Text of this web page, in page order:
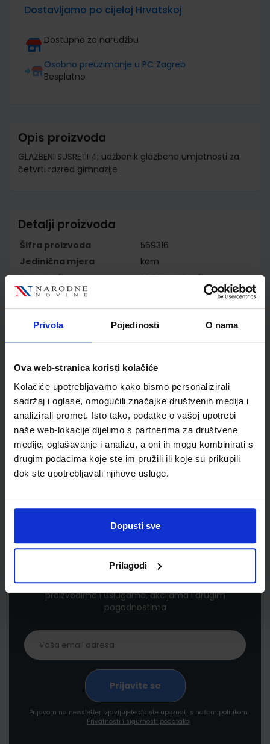
Privola Pojedinosti O nama
Ova web-stranica koristi kolačiće
Kolačiće upotrebljavamo kako bismo personalizirali
sadržaj i oglase, omogućili značajke društvenih medija i
analizirali promet. Isto tako, podatke o vašoj upotrebi
naše web-lokacije dijelimo s partnerima za društvene
medije, oglašavanje i analizu, a oni ih mogu kombinirati s
drugim podacima koje ste im pružili ili koje su prikupili
dok ste upotrebljavali njihove usluge.
Dopusti sve
Prilagodi
Dostavljamo po cijeloj Hrvatskoj
Dostupno za narudžbu
Osobno preuzimanje u PC Zagreb
Besplatno
Opis proizvoda
GLAZBENI SUSRETI 4; udžbenik glazbene umjetnosti za
četvrti razred gimnazije
Detalji proizvoda
Šifra proizvoda
569316
Jedinična mjera
kom
Nakladnik
PROFIL KLETT d.o.o.
Autor
Ljiljana Ščedrov Nataša
Perak Lovričević Ružica
Ambruš-Kiš
Vrsta škole
2 GIMNAZIJA
Nastavni predmet
GLAZBENA UMJETNOST
Reg br min
7475
Newsletter prijava
Prijavite se kako bi primali informacije o novim
proizvodima i uslugama, akcijama i drugim
pogodnostima
Prijavom na newsletter izjavljujete da ste upoznati s našom politikom
Privatnosti i sigurnosti podataka